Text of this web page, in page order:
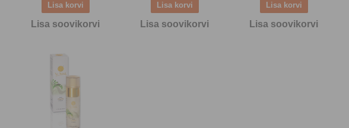
Lisa soovikorvi Lisa soovikorvi Lisa soovikorvi